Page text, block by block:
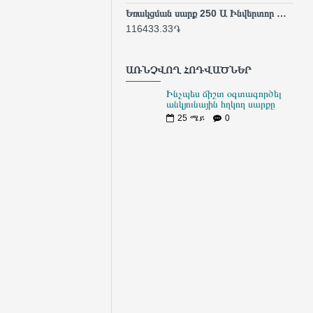
Եռակցման սարք 250 Ա Ինվերտոր Արտադրական/INDUSTRIAL
116433.33֏
ԱՌՆՉՎՈՂ ՀՈԴՎԱԾՆԵՐ
Ինչպես ճիշտ օգտագործել
անկյունային հղկող սարքը
25 ሜይ 0